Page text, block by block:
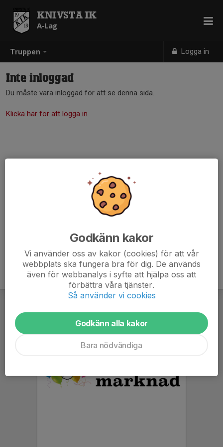
Truppen Logga in
KNIVSTA IK
A-Lag
Inte inloggad
Du måste vara inloggad för att se denna sida.
Klicka här för att logga in
Godkänn kakor
Vi använder oss av kakor (cookies) för att vår
webbplats ska fungera bra för dig. De används
även för webbanalys i syfte att hjälpa oss att
förbättra våra tjänster.
Så använder vi cookies
Godkänn alla kakor
Bara nödvändiga